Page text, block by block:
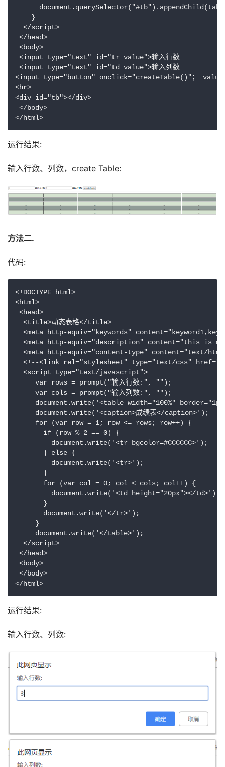
    }
  </script>
</head>
<body>
<input type="text" id="tr_value">输入行数
<input type="text" id="td_value">输入列数
<input type="button" onclick="createTable()"；
<hr>
<div id="tb"></div>
</body>
</html>
运行结果:
输入行数、列数，create Table:
方法二.
代码:
<!DOCTYPE html>
<html>
<head>
  <title>动态表格</title>
<meta http-equiv="keywords"
<meta http-equiv="description" content="this is
<meta http-equiv="content-type" content="text/
<!--<link rel="stylesheet" type="text/css"
  <script type="text/javascript">
     var rows = prompt("输入行数:", "");
     var cols = prompt("输入列数:", "");
document.write('<table width="100%"
     document.write('<caption>成绩表</caption>');
     for (var row = 1; row <= rows; row++) {
       if (row % 2 == 0) {
         document.write('<tr bgcolor=#CCCCCC>');
       } else {
         document.write('<tr>');
       }
       for (var col = 0; col < cols; col++) {
         document.write('<td height="20px"></td>');
       }
       document.write('</tr>');
     }
     document.write('</table>');
  </script>
</head>
<body>
</body>
</html>
运行结果:
输入行数、列数: